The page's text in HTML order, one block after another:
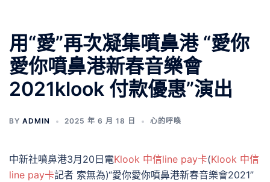
用“愛”再次凝集噴鼻港 “愛你
愛你噴鼻港新春音樂會
2021klook 付款優惠”演出
BY ADMIN 2025 年 6 月 18 日 心的呼喚
中新社噴鼻港3月20日電Klook 中信line pay卡(Klook 中信
line pay卡記者 索無為)“愛你愛你噴鼻港新春音樂會2021”